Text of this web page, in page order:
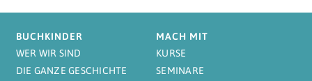
BUCHKINDER
WER WIR SIND
DIE GANZE GESCHICHTE
MACH MIT
KURSE
SEMINARE